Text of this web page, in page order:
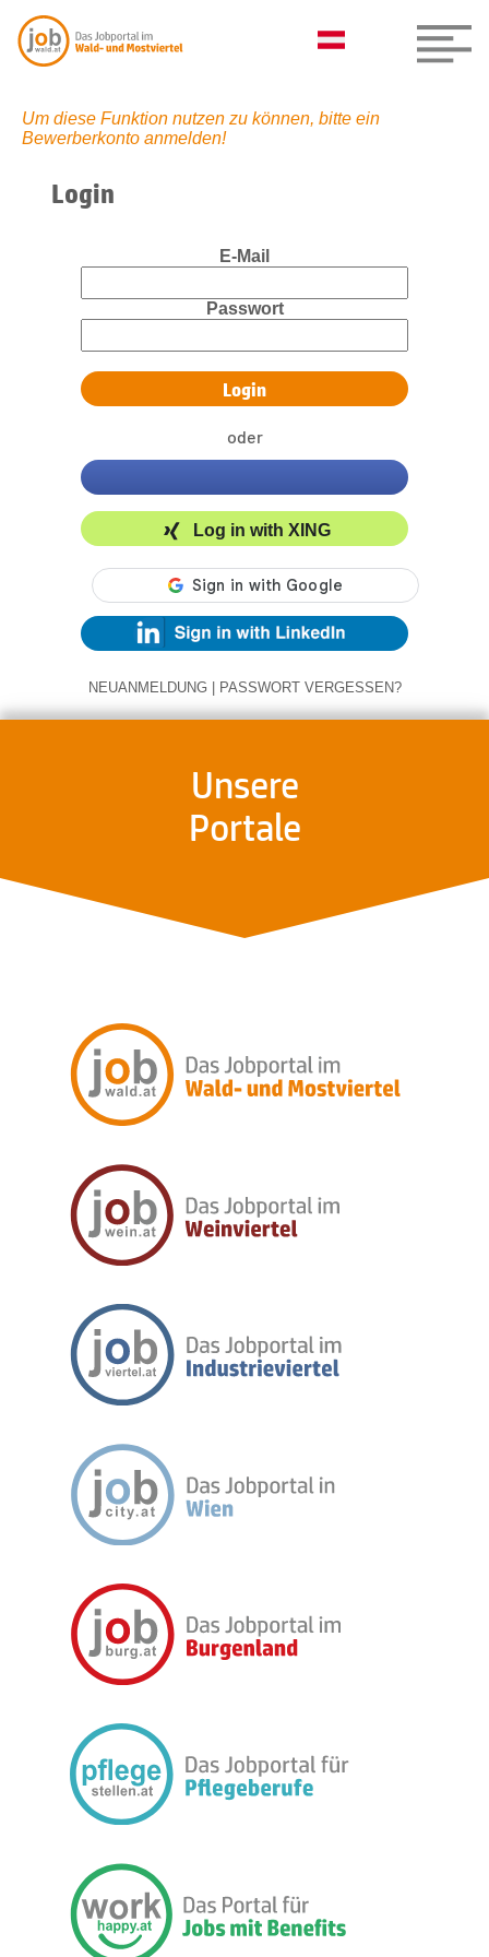
Um diese Funktion nutzen zu können, bitte ein
Bewerberkonto anmelden!
Login
E-Mail
Passwort
oder
Log in with XING
NEUANMELDUNG | PASSWORT VERGESSEN?
Unsere
Portale